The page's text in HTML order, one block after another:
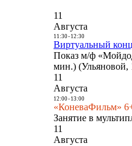
11
Августа
11:30- 12:30
Виртуальный
Показ м/ф
мин.) (Ульяновой,
11
Августа
12:00- 13:00
«КоневаФильм»
Занятие в
11
Августа